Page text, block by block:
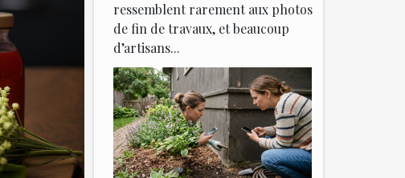
ressemblent rarement aux photos
de fin de travaux, et beaucoup
d’artisans...